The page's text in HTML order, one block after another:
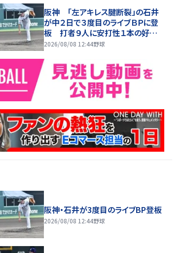
阪神 「左アキレス腱断裂」の石井
が中２日で３度目のライブＢＰに登
板 打者９人に安打性１本の好内
容 直球主体で空振りを量産
2026/08/08 12:44野球
阪神・石井が3度目のライブBP登板
2026/08/08 12:44野球